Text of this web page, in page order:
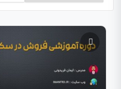
برای: